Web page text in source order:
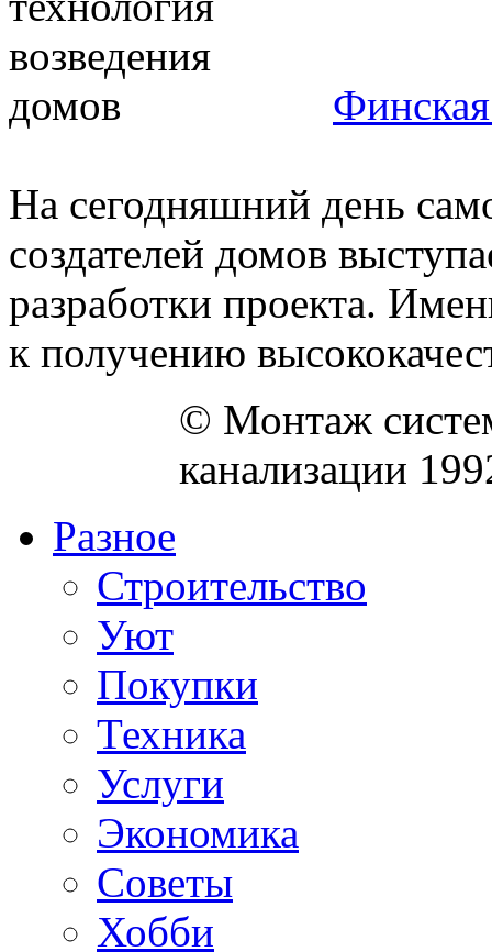
На сегодняшний день
создателей домов
разработки проекта.
к получению
© Монтаж
канализации
Разное
Строительство
Уют
Покупки
Техника
Услуги
Экономика
Советы
Хобби